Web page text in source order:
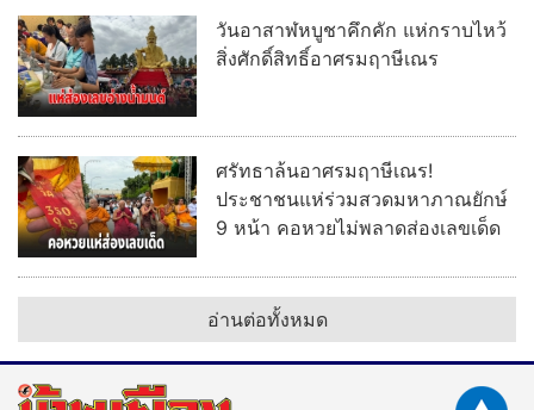
วันอาสาฬหบูชาคึกคัก แห่กราบไหว้
สิ่งศักดิ์สิทธิ์อาศรมฤาษีเณร
ศรัทธาล้นอาศรมฤาษีเณร!
ประชาชนแห่ร่วมสวดมหาภาณยักษ์
9 หน้า คอหวยไม่พลาดส่องเลขเด็ด
อ่านต่อทั้งหมด